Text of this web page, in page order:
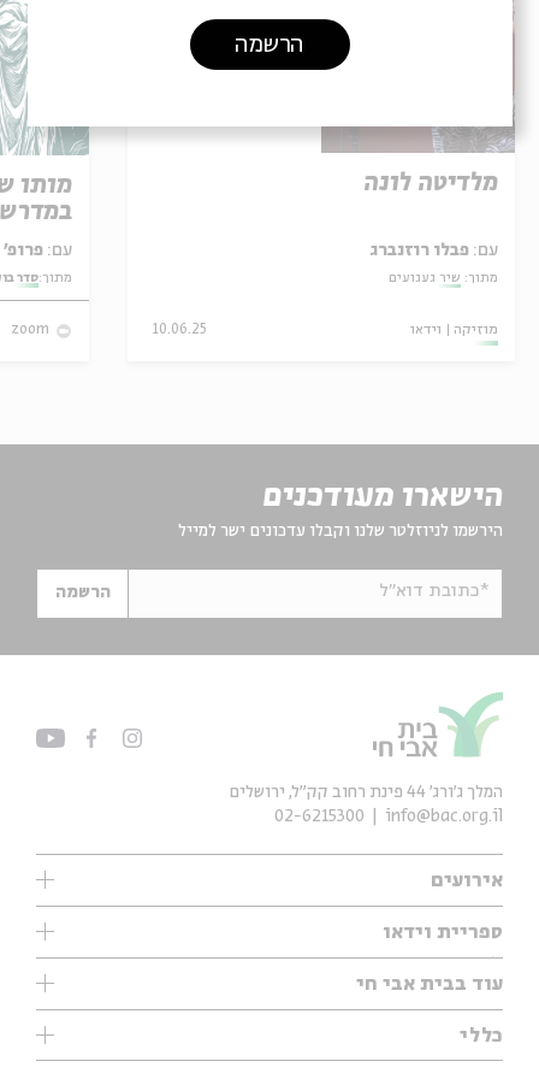
מלדיטה לונה
עם: פבלו רוזנברג
מתוך: שיר געגועים
מוזיקה וידאו 10.06.25
מותו
עם: פרופ' אביגדור שנאן
מתוך:סדר
zoom
הישארו מעודכנים
הירשמו לניוזלטר שלנו וקבלו עדכונים ישר למייל
*כתובת דוא"ל הרשמה
אירועים
עיון
אנגלית
נוער
ספריית וידאו
ילדים
מוזיקה
עיון
מיוחדים
עוד בבית אבי חי
תערוכות
מיוחדים
כללי
המלך ג'ורג' 44 פינת רחוב קק״ל, ירושלים
info@bac.org.il
02-6215300
הרשמה